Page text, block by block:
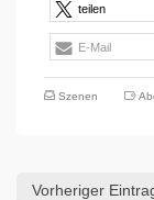
teilen
E-Mail
Szenen
Vorheriger